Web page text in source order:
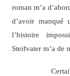
roman m’a
d’avoir manqué
l’histoire
Steifvater m’a de
Certains